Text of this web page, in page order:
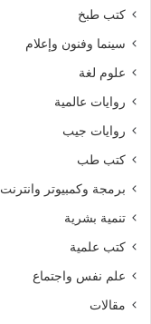
كتب طبخ
سينما وفنون وإعلام
علوم لغة
روايات عالمية
روايات جيب
كتب طب
برمجة وكمبيوتر وانترنت
تنمية بشرية
كتب علمية
علم نفس واجتماع
مقالات